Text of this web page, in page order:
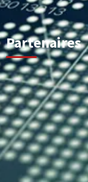
Partenaires